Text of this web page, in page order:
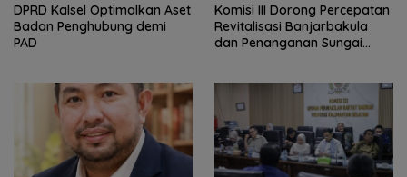
‎DPRD Kalsel Optimalkan Aset
Badan Penghubung demi
PAD
‎Komisi III Dorong Percepatan
Revitalisasi Banjarbakula
dan Penanganan Sungai